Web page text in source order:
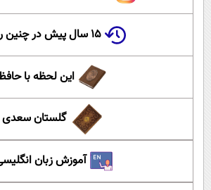
۱۵ سال پیش در چنین روزی
این لحظه با
گلستان سعدی
آموزش زبان